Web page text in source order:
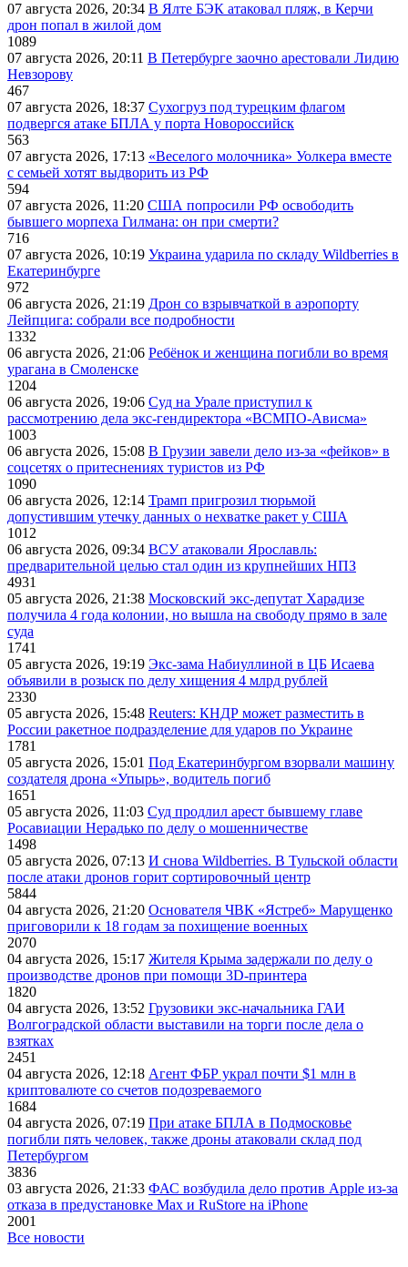
07 августа 2026, 20:34 В Ялте БЭК атаковал пляж, в Керчи
дрон попал в жилой дом
1089
07 августа 2026, 20:11 В Петербурге заочно арестовали Лидию
Невзорову
467
07 августа 2026, 18:37 Сухогруз под турецким флагом
подвергся атаке БПЛА у порта Новороссийск
563
07 августа 2026, 17:13 «Веселого молочника» Уолкера вместе
с семьей хотят выдворить из РФ
594
07 августа 2026, 11:20 США попросили РФ освободить
бывшего морпеха Гилмана: он при смерти?
716
07 августа 2026, 10:19 Украина ударила по складу Wildberries в
Екатеринбурге
972
06 августа 2026, 21:19 Дрон со взрывчаткой в аэропорту
Лейпцига: собрали все подробности
1332
06 августа 2026, 21:06 Ребёнок и женщина погибли во время
урагана в Смоленске
1204
06 августа 2026, 19:06 Суд на Урале приступил к
рассмотрению дела экс-гендиректора «ВСМПО-Ависма»
1003
06 августа 2026, 15:08 В Грузии завели дело из-за «фейков» в
соцсетях о притеснениях туристов из РФ
1090
06 августа 2026, 12:14 Трамп пригрозил тюрьмой
допустившим утечку данных о нехватке ракет у США
1012
06 августа 2026, 09:34 ВСУ атаковали Ярославль:
предварительной целью стал один из крупнейших НПЗ
4931
05 августа 2026, 21:38 Московский экс-депутат Харадизе
получила 4 года колонии, но вышла на свободу прямо в зале
суда
1741
05 августа 2026, 19:19 Экс-зама Набиуллиной в ЦБ Исаева
объявили в розыск по делу хищения 4 млрд рублей
2330
05 августа 2026, 15:48 Reuters: КНДР может разместить в
России ракетное подразделение для ударов по Украине
1781
05 августа 2026, 15:01 Под Екатеринбургом взорвали машину
создателя дрона «Упырь», водитель погиб
1651
05 августа 2026, 11:03 Суд продлил арест бывшему главе
Росавиации Нерадько по делу о мошенничестве
1498
05 августа 2026, 07:13 И снова Wildberries. В Тульской области
после атаки дронов горит сортировочный центр
5844
04 августа 2026, 21:20 Основателя ЧВК «Ястреб» Марущенко
приговорили к 18 годам за похищение военных
2070
04 августа 2026, 15:17 Жителя Крыма задержали по делу о
производстве дронов при помощи 3D‑принтера
1820
04 августа 2026, 13:52 Грузовики экс-начальника ГАИ
Волгоградской области выставили на торги после дела о
взятках
2451
04 августа 2026, 12:18 Агент ФБР украл почти $1 млн в
криптовалюте со счетов подозреваемого
1684
04 августа 2026, 07:19 При атаке БПЛА в Подмосковье
погибли пять человек, также дроны атаковали склад под
Петербургом
3836
03 августа 2026, 21:33 ФАС возбудила дело против Apple из-за
отказа в предустановке Max и RuStore на iPhone
2001
Все новости